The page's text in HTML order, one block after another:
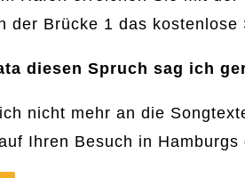
der Brücke 1 das
diesen Spruch sag ich
nicht mehr an die
Ihren Besuch in